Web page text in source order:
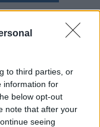
to third parties, or
information for
below opt-out
note that after your
seeing
szabályzatot